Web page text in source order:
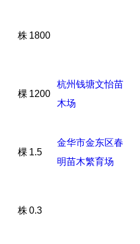
株 1800
棵 1200
杭州钱塘文怡苗
木场
棵 1.5
金华市金东区春
明苗木繁育场
株0.3